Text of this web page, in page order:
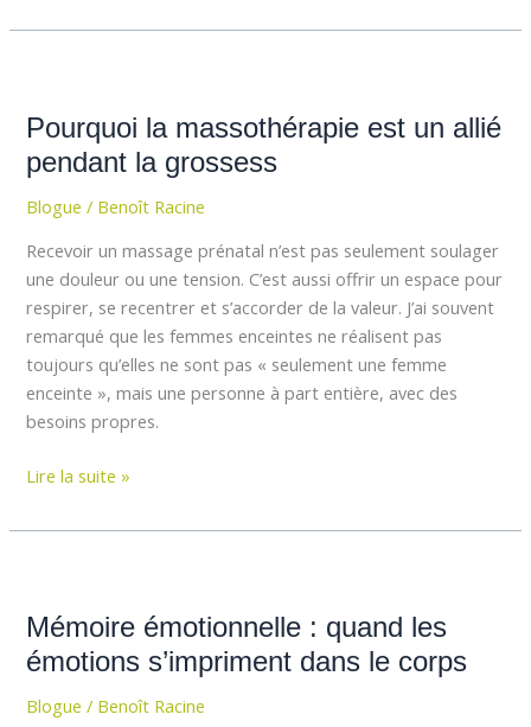
Pourquoi la massothérapie est un allié
pendant la grossess
Blogue / Benoît Racine
Recevoir un massage prénatal n’est pas seulement soulager
une douleur ou une tension. C’est aussi offrir un espace pour
respirer, se recentrer et s’accorder de la valeur. J’ai souvent
remarqué que les femmes enceintes ne réalisent pas
toujours qu’elles ne sont pas « seulement une femme
enceinte », mais une personne à part entière, avec des
besoins propres.
massothérapie
est
un
allié
pendant
grossess
Lire la suite »
Mémoire émotionnelle : quand les
émotions s’impriment dans le corps
Blogue / Benoît Racine
quand
émotions